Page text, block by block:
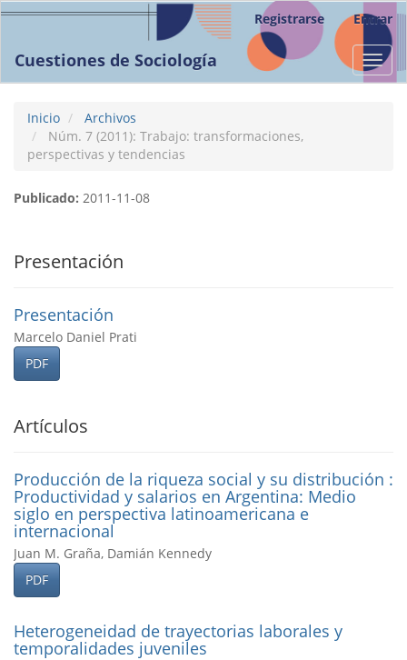
Navegación
principal
Barra
Registrarse Entrar
Cuestiones de Sociología
Inicio
Archivos
Núm. 7 (2011): Trabajo: transformaciones,
perspectivas y tendencias
Publicado: 2011-11-08
Presentación
Presentación
Marcelo Daniel Prati
PDF
Artículos
Producción de la riqueza social y su distribución :
Productividad y salarios en Argentina: Medio
siglo en perspectiva latinoamericana e
internacional
Juan M. Graña, Damián Kennedy
PDF
Heterogeneidad de trayectorias laborales y
temporalidades juveniles